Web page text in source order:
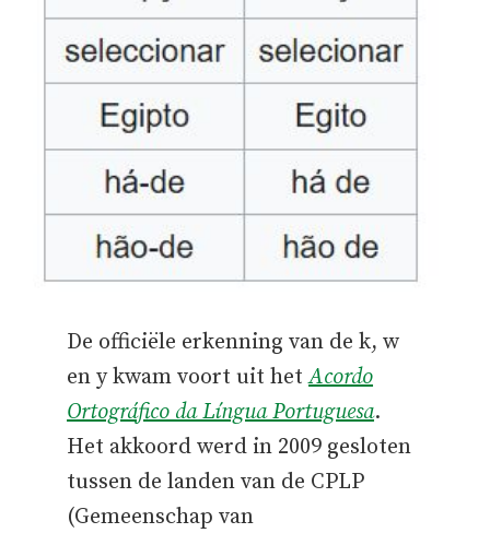
De officiële erkenning van de k, w
en y kwam voort uit hetAcordo
Ortográfico da Língua Portuguesa.
Het akkoord werd in 2009 gesloten
tussen de landen van de CPLP
(Gemeenschap van